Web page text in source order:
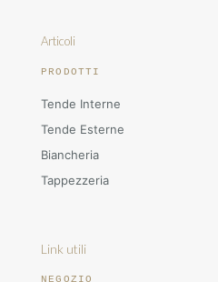
Articoli
PRODOTTI
Tende Interne
Tende Esterne
Biancheria
Tappezzeria
Link utili
NEGOZIO